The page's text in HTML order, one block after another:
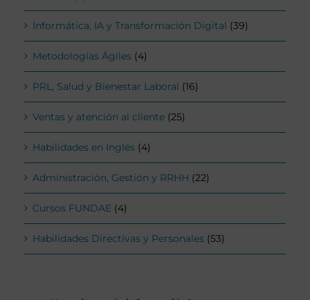
Informática, IA y Transformación Digital (39)
Metodologías Ágiles (4)
PRL, Salud y Bienestar Laboral (16)
Ventas y atención al cliente (25)
Habilidades en Inglés (4)
Administración, Gestión y RRHH (22)
Cursos FUNDAE (4)
Habilidades Directivas y Personales (53)